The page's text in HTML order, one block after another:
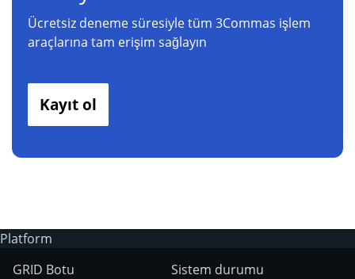
Ücretsiz deneme süresiyle tüm 3Commas işlem
araçlarına tam erişim sağlayın
Kayıt ol
Platform
GRID Botu
Sistem durumu